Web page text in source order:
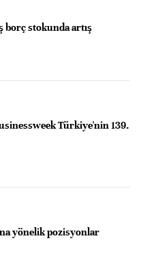
borç stokunda artış
Türkiye'nin 139.
yönelik pozisyonlar